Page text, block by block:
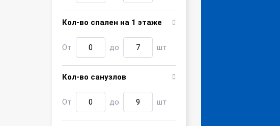
Кол-во спален на 1 этаже
От до шт
Кол-во санузлов
От до шт